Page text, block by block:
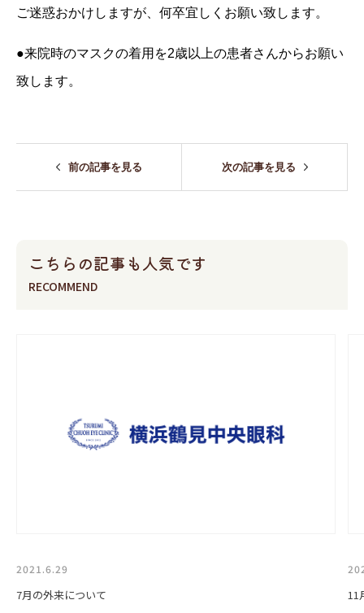
ご迷惑おかけしますが、何卒宜しくお願い致します。
●来院時のマスクの着用を2歳以上の患者さんからお願い
致します。
前の記事を見る 次の記事を見る
こちらの記事も人気です
RECOMMEND
2021.6.29
7月の外来について 11